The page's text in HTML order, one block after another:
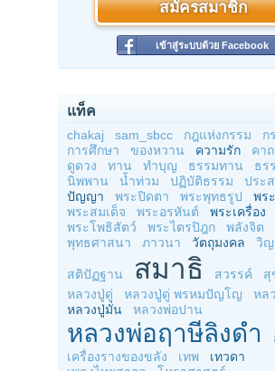
สมัครสมาชิก
เข้าสู่ระบบด้วย Facebook
แท็ค
chakaj sam_sbcc กฎแห่งกรรม
ก
การศึกษา
ของหวาน ความรัก คา
ดูดวง
ทาน ทำบุญ ธรรมทาน ธร
นิพพาน
น้ำท่วม ปฏิบัติธรรม
ประ
ปัญญา
พระปิดตา พระพุทธรูป
พร
พระสมเด็จ
พระอรหันต์
พระเครื่อง
พระโพธิสัตว์
พระไตรปิฎก พลังจิต
พุทธศาสนา
ภาวนา วัตถุมงคล วิ
สติปัฏฐาน สมาธิ สวรรค์
สุ
หลวงปู่ดู่
หลวงปู่ดู่ พรหมปัญโญ
หล
หลวงปู่มั่น
หลวงพ่อปาน
หลวงพ่อฤาษีลิงดำ
เครื่องรางของขลัง
เทพ
เทวดา